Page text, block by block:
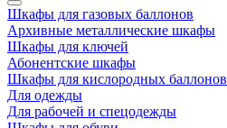
Шкафы для газовых баллонов
Архивные металлические шкафы
Шкафы для ключей
Абонентские шкафы
Шкафы для кислородных баллонов
Для одежды
Для рабочей и спецодежды